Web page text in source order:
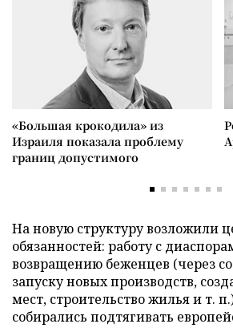
«Большая крокодила» из
Израиля показала проблему
границ допустимого
На новую структуру возложили
обязанностей: работу с
возвращению беженцев (через
запуску новых производств,
мест, строительство жилья и т.
собирались подтягивать